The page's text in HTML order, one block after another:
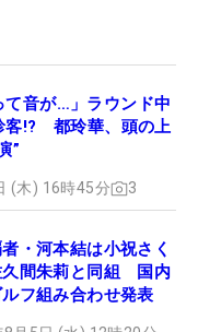
て音が…」ラウンド中
客!? 都玲華、頭の上
”
(木) 16時45分 3
・河本結は小祝さく
久間朱莉と同組 国内
フ組み合わせ発表